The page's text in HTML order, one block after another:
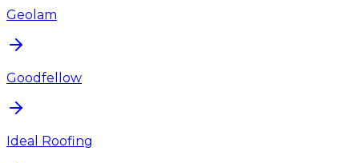
Geolam
Goodfellow
Ideal Roofing